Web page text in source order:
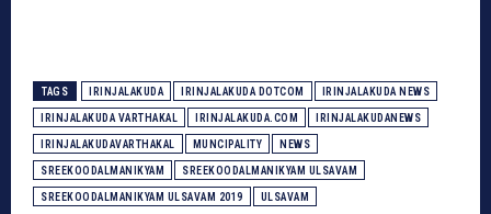
TAGS IRINJALAKUDA IRINJALAKUDA DOTCOM IRINJALAKUDA NEWS
IRINJALAKUDA VARTHAKAL IRINJALAKUDA.COM IRINJALAKUDANEWS
IRINJALAKUDAVARTHAKAL MUNCIPALITY NEWS
SREEKOODALMANIKYAM SREEKOODALMANIKYAM ULSAVAM
SREEKOODALMANIKYAM ULSAVAM 2019 ULSAVAM